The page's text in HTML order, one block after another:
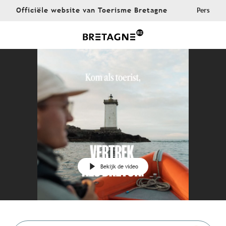
AllerOfficiële website van Toerisme Bretagne Pers
Bekijk de video